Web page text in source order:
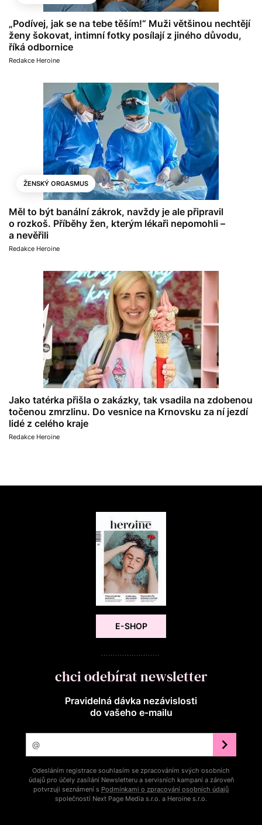
„Podívej, jak se na tebe těším!“ Muži většinou nechtějí
ženy šokovat, intimní fotky posílají z jiného důvodu,
říká odbornice
Redakce Heroine
ŽENSKÝ ORGASMUS
Měl to být banální zákrok, navždy je ale připravil
o rozkoš. Příběhy žen, kterým lékaři nepomohli –
a nevěřili
Redakce Heroine
Jako tatérka přišla o zakázky, tak vsadila na zdobenou
točenou zmrzlinu. Do vesnice na Krnovsku za ní jezdí
lidé z celého kraje
Redakce Heroine
E-SHOP
chci odebírat newsletter
Pravidelná dávka nezávislosti
do vašeho e‑mailu
Odesláním registrace souhlasím se zpracováním svých osobních
údajů pro účely zasílání Newsletteru a servisních kampaní a zároveň
potvrzuji seznámení s Podmínkami o zpracování osobních údajů
společností Next Page Media s.r.o. a Heroine s.r.o.